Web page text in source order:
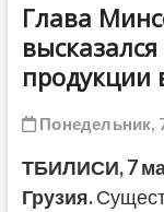
Глава
продукции
Понедельник,
ТБИЛИСИ, 7
Грузия.